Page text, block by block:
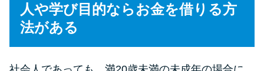
みずほ銀行カードローンの問い
人や学び目的ならお金を借りる方
法がある